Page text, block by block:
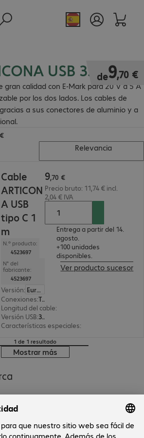
USB 3.2 tipo C
gran calidad con E-Mark para 20 V a 5 A
por los dos lados. Los cables de
a sus conectores de aluminio y a
de9,70 €
9,70 €
€
Relevancia
Cable
ARTICON
A USB
tipo C 1
m
N.º producto:
4523697
N° del
fabricante:
4523697
Versión:
Europa
Conexiones: Tipo C | Tipo C
Longitud del cable:
Versión USB: 3.2
Características especiales:
9,70 €
Precio bruto: 11,74 € incl.
2,04 € IVA
Entrega a partir del 14.
agosto.
+100 unidades
disponibles.
Ver producto sucesor
1 de 1 resultado
Mostrar más